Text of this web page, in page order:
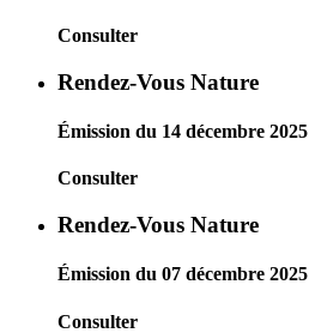
Consulter
Rendez-Vous Nature
Émission du 14 décembre 2025
Consulter
Rendez-Vous Nature
Émission du 07 décembre 2025
Consulter